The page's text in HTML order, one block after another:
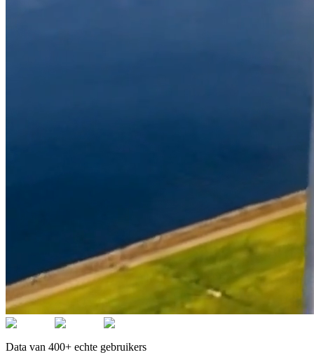
Data van 400+ echte gebruikers